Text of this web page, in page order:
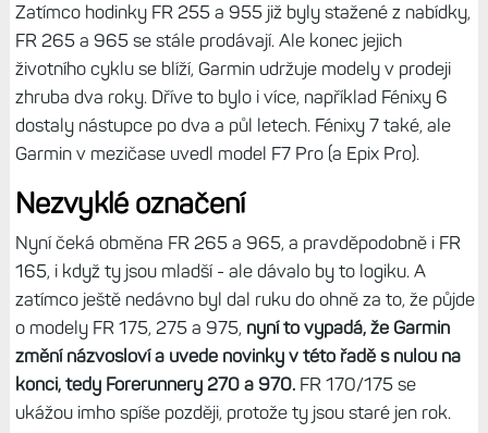
Zatímco hodinky FR 255 a 955 již byly stažené z nabídky,
FR 265 a 965 se stále prodávají. Ale konec jejich
životního cyklu se blíží, Garmin udržuje modely v prodeji
zhruba dva roky. Dříve to bylo i více, například Fénixy 6
dostaly nástupce po dva a půl letech. Fénixy 7 také, ale
Garmin v mezičase uvedl model F7 Pro (a Epix Pro).
Nezvyklé označení
Nyní čeká obměna FR 265 a 965, a pravděpodobně i FR
165, i když ty jsou mladší - ale dávalo by to logiku. A
zatímco ještě nedávno byl dal ruku do ohně za to, že půjde
o modely FR 175, 275 a 975, nyní to vypadá, že Garmin
změní názvosloví a uvede novinky v této řadě s nulou na
konci, tedy Forerunnery 270 a 970.FR 170/175 se
ukážou imho spíše později, protože ty jsou staré jen rok.